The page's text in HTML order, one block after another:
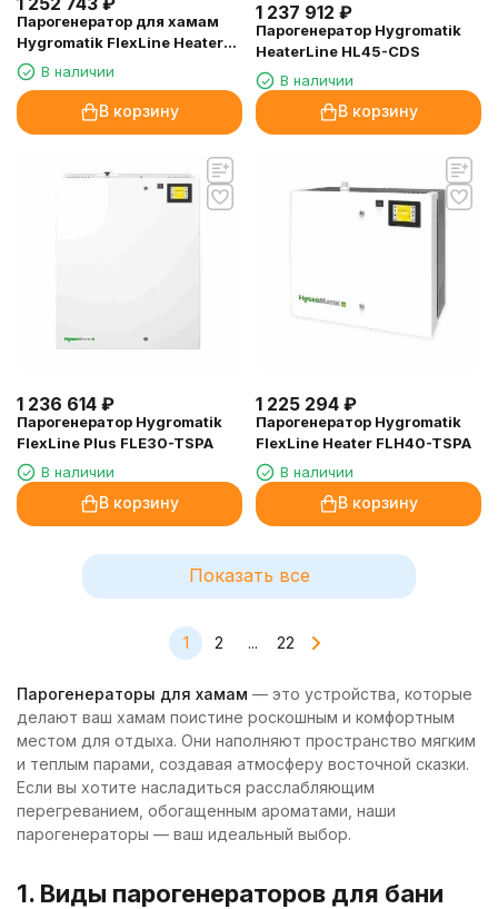
Парогенератор для хамам
Hygromatik FlexLine Heater
FLH30-TSPA, 24.5 кВт
В наличии
В корзину
1 237 912 ₽
Парогенератор Hygromatik
HeaterLine HL45-CDS
В наличии
В корзину
1 236 614 ₽
Парогенератор Hygromatik
FlexLine Plus FLE30-TSPA
В наличии
В корзину
1 225 294 ₽
Парогенератор Hygromatik
FlexLine Heater FLH40-TSPA
В наличии
В корзину
Показать все
1 2 ... 22
Парогенераторы для хамам — это устройства, которые
делают ваш хамам поистине роскошным и комфортным
местом для отдыха. Они наполняют пространство мягким
и теплым парами, создавая атмосферу восточной сказки.
Если вы хотите насладиться расслабляющим
перегреванием, обогащенным ароматами, наши
парогенераторы — ваш идеальный выбор.
1. Виды парогенераторов для бани